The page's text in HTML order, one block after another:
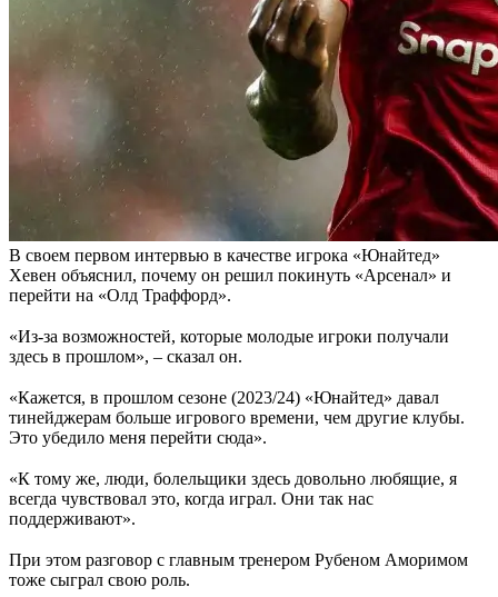
В своем первом интервью в качестве игрока «Юнайтед»
Хевен объяснил, почему он решил покинуть «Арсенал» и
перейти на «Олд Траффорд».
«Из-за возможностей, которые молодые игроки получали
здесь в прошлом», – сказал он.
«Кажется, в прошлом сезоне (2023/24) «Юнайтед» давал
тинейджерам больше игрового времени, чем другие клубы.
Это убедило меня перейти сюда».
«К тому же, люди, болельщики здесь довольно любящие, я
всегда чувствовал это, когда играл. Они так нас
поддерживают».
При этом разговор с главным тренером Рубеном Аморимом
тоже сыграл свою роль.